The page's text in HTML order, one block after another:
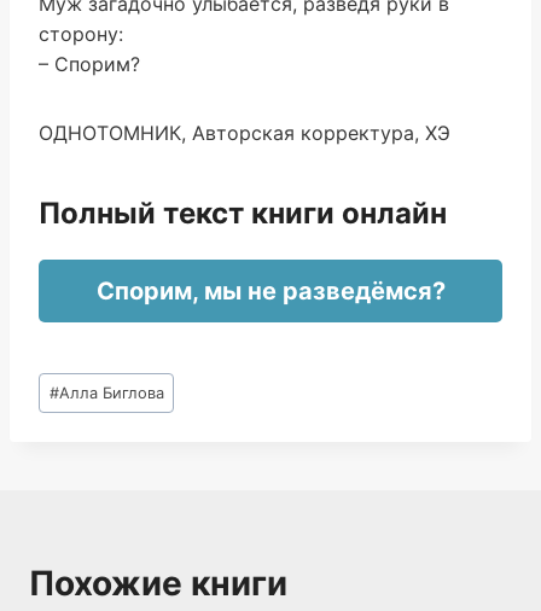
сторону:
– Спорим?
ОДНОТОМНИК, Авторская корректура, ХЭ
Полный текст книги онлайн
Спорим, мы не разведёмся?
Метки
записи:
#Алла Биглова
Похожие книги